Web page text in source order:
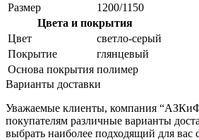
Размер
1200/1150
Цвета и покрытия
Цвет
светло-серый
Покрытие
глянцевый
Основа покрытия полимер
Варианты доставки
Уважаемые клиенты, компания
покупателям различные варианты
выбрать наиболее подходящий для вас